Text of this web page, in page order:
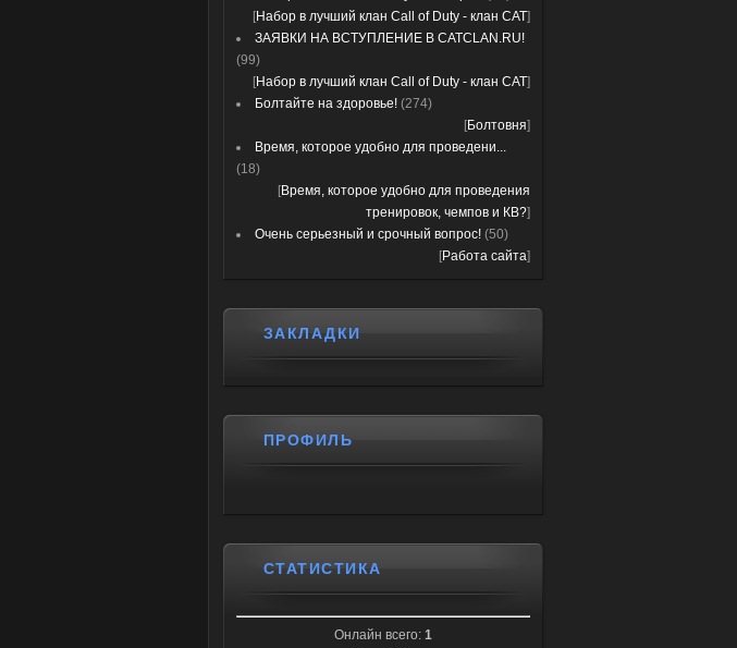
[Набор в лучший клан Call of Duty - клан CAT]
ЗАЯВКИ НА ВСТУПЛЕНИЕ В CATCLAN.RU!
(99)
[Набор в лучший клан Call of Duty - клан CAT]
Болтайте на здоровье! (274)
[Болтовня]
Время, которое удобно для проведени...
(18)
[Время, которое удобно для проведения
тренировок, чемпов и КВ?]
Очень серьезный и срочный вопрос! (50)
[Работа сайта]
ЗАКЛАДКИ
ПРОФИЛЬ
СТАТИСТИКА
Онлайн всего: 1